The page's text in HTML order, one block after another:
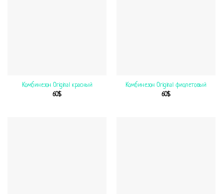
Комбинезон Original красный
60$
Комбинезон Original фиолетовый
60$